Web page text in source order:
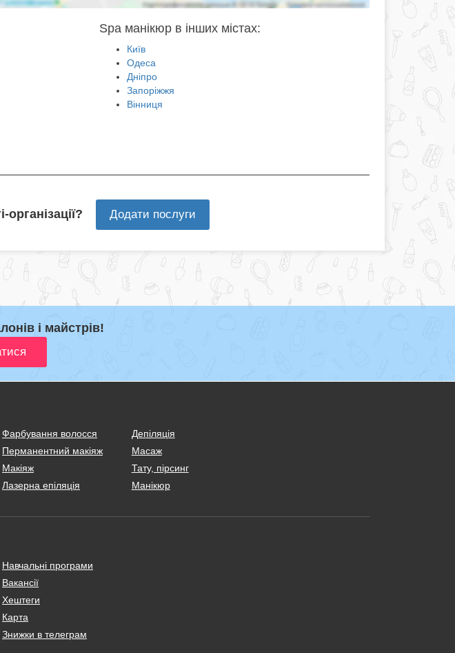
Spa манікюр в інших містах:
Київ
Одеса
Дніпро
Запоріжжя
Вінниця
Додати послуги
і майстрів!
Фарбування волосся
Перманентний макіяж
Макіяж
Лазерна епіляція
Депіляція
Масаж
Тату, пірсинг
Манікюр
Навчальні програми
Вакансії
Хештеги
Карта
Знижки в телеграм